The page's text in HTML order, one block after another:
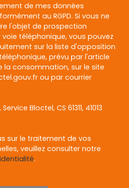
de mes données
au RGPD. Si vous ne
l'objet de prospection
téléphonique, vous pouvez
sur la liste d'opposition
prévu par l'article
la consommation, sur le site
ou par courrier
Bloctel, CS 61311, 41013
sur le traitement de vos
veuillez consulter notre
.